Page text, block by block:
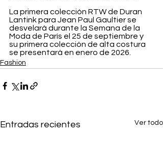
La primera colección RTW de Duran
Lantink para Jean Paul Gaultier se
desvelará durante la Semana de la
Moda de París el 25 de septiembre y
su primera colección de alta costura
se presentará en enero de 2026.
Fashion
Entradas recientes Ver todo